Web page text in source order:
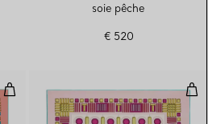
soie pêche
€ 520
Foulard carré en soie Tiffany